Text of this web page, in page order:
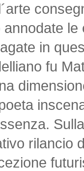
in
fu
rilancio